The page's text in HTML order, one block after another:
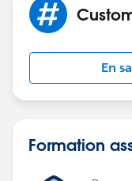
En
Formation